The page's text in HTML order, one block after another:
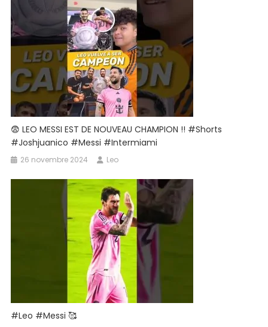
😨 LEO MESSI EST DE NOUVEAU CHAMPION !!️ #shorts
#joshjuanico #messi #intermiami
26 novembre 2024 Leo
#Leo #Messi 🥰